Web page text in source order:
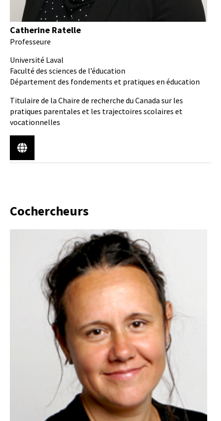
Catherine Ratelle
Professeure
Université Laval
Faculté des sciences de l’éducation
Département des fondements et pratiques en éducation
Titulaire de la Chaire de recherche du Canada sur les
pratiques parentales et les trajectoires scolaires et
vocationnelles
Cochercheurs